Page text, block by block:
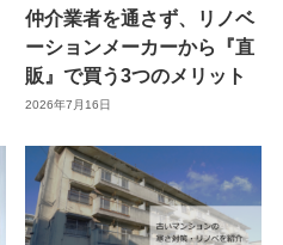
仲介業者を通さず、リノベ
ーションメーカーから『直
販』で買う3つのメリット
2026年7月16日